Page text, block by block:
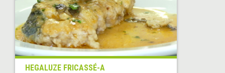
HEGALUZE FRICASSÉ-A